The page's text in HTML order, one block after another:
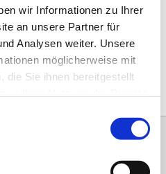
wir Informationen zu Ihrer
an unsere Partner für
Analysen weiter. Unsere
möglicherweise mit
die Sie ihnen bereitgestellt
, zumWiderrufsrecht, zum
Datenschutz.